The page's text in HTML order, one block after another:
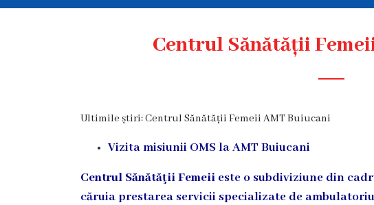
Acreditare
Diagnostic
Centrul Sănătății
Ultimile știri: Centrul Sănătății Femeii AMT Buiucani
Vizita misiunii OMS la AMT Buiucani
Centrul Sănătăţii Femeii este o subdiviziune din
căruia prestarea servicii specializate de